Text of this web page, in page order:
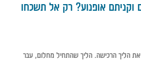
אופנוע? רק אל תשכחו
הליך הרכישה. הליך שהתחיל מחלום, עבר